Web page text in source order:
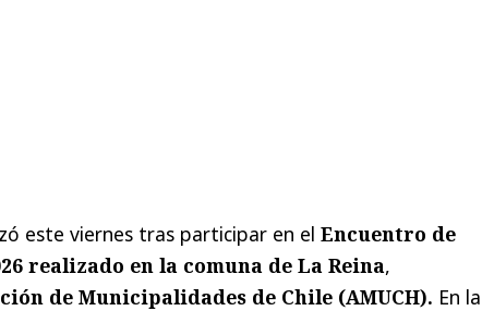
este viernes tras participar en el Encuentro de
realizado en la comuna de La Reina,
de Municipalidades de Chile (AMUCH). En la